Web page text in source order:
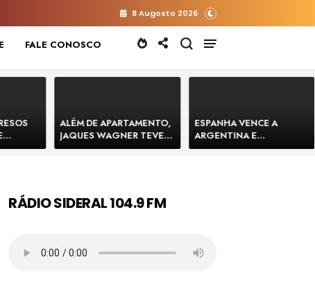
8 Augosto 2026
FALE CONOSCO
ALÉM DE APARTAMENTO,
JAQUES WAGNER TEVE
VENDA DE TERRENO PARA
ESPANHA VENCE A
ARGENTINA E
CONQUISTA A COPA DO
RÁDIO SIDERAL 104.9 FM